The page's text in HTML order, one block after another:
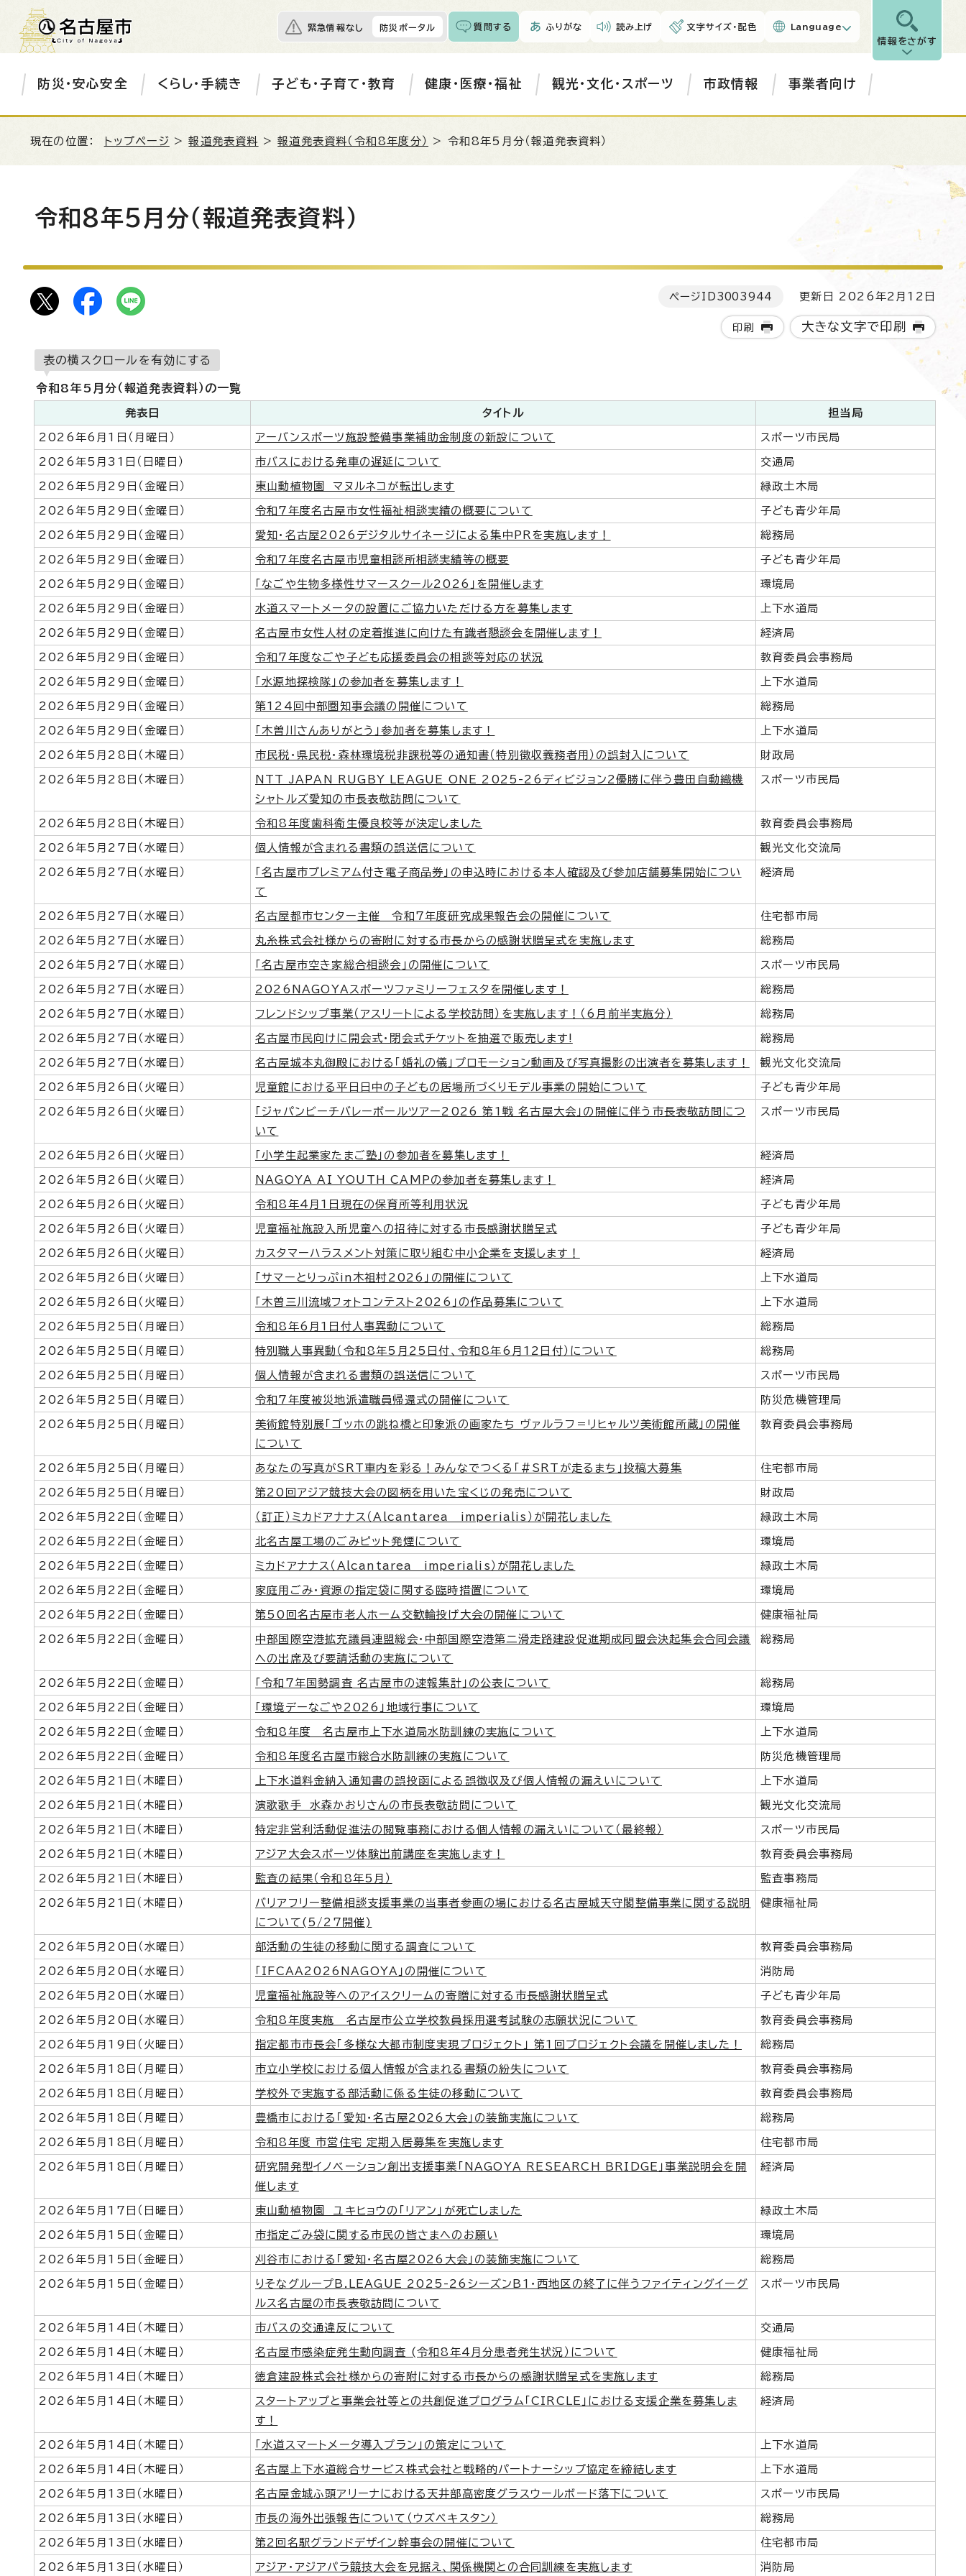
緊急情報なし 防災ポータル 質問する ふりがな 読み上げ 文字サイズ・配色 Language
情報をさがす
防災・安心安全 くらし・手続き 子ども・子育て・教育 健康・医療・福祉 観光・文化・スポーツ 市政情報 事業者向け
現在の位置： トップページ >報道発表資料 >報道発表資料（令和8年度分） > 令和8年5月分（報道発表資料）
令和8年5月分（報道発表資料）
ページID 3003944 更新日 2026年2月12日
印刷 大きな文字で印刷
表の横スクロールを有効にする
令和8年5月分（報道発表資料）の一覧
発表日 タイトル 担当局
2026年6月1日（月曜日） アーバンスポーツ施設整備事業補助金制度の新設について スポーツ市民局
2026年5月31日（日曜日） 市バスにおける発車の遅延について 交通局
2026年5月29日（金曜日） 東山動植物園 マヌルネコが転出します 緑政土木局
2026年5月29日（金曜日） 令和7年度名古屋市女性福祉相談実績の概要について 子ども青少年局
2026年5月29日（金曜日） 愛知・名古屋2026デジタルサイネージによる集中PRを実施します！ 総務局
2026年5月29日（金曜日） 令和7年度名古屋市児童相談所相談実績等の概要 子ども青少年局
2026年5月29日（金曜日） 「なごや生物多様性サマースクール2026」を開催します 環境局
2026年5月29日（金曜日） 水道スマートメータの設置にご協力いただける方を募集します 上下水道局
2026年5月29日（金曜日） 名古屋市女性人材の定着推進に向けた有識者懇談会を開催します！ 経済局
2026年5月29日（金曜日） 令和7年度なごや子ども応援委員会の相談等対応の状況 教育委員会事務局
2026年5月29日（金曜日） 「水源地探検隊」の参加者を募集します！ 上下水道局
2026年5月29日（金曜日） 第124回中部圏知事会議の開催について 総務局
2026年5月29日（金曜日） 「木曽川さんありがとう」参加者を募集します！ 上下水道局
2026年5月28日（木曜日） 市民税・県民税・森林環境税非課税等の通知書（特別徴収義務者用）の誤封入について 財政局
2026年5月28日（木曜日）
NTT JAPAN RUGBY LEAGUE ONE 2025-26ディビジョン2優勝に伴う豊田自動織機
シャトルズ愛知の市長表敬訪問について
スポーツ市民局
2026年5月28日（木曜日） 令和8年度歯科衛生優良校等が決定しました 教育委員会事務局
2026年5月27日（水曜日） 個人情報が含まれる書類の誤送信について 観光文化交流局
2026年5月27日（水曜日）
「名古屋市プレミアム付き電子商品券」の申込時における本人確認及び参加店舗募集開始につい
て
経済局
2026年5月27日（水曜日） 名古屋都市センター主催 令和7年度研究成果報告会の開催について 住宅都市局
2026年5月27日（水曜日） 丸糸株式会社様からの寄附に対する市長からの感謝状贈呈式を実施します 総務局
2026年5月27日（水曜日） 「名古屋市空き家総合相談会」の開催について スポーツ市民局
2026年5月27日（水曜日） 2026NAGOYAスポーツファミリーフェスタを開催します！ 総務局
2026年5月27日（水曜日） フレンドシップ事業（アスリートによる学校訪問）を実施します！（6月前半実施分） 総務局
2026年5月27日（水曜日） 名古屋市民向けに開会式・閉会式チケットを抽選で販売します! 総務局
2026年5月27日（水曜日） 名古屋城本丸御殿における「婚礼の儀」プロモーション動画及び写真撮影の出演者を募集します！ 観光文化交流局
2026年5月26日（火曜日） 児童館における平日日中の子どもの居場所づくりモデル事業の開始について 子ども青少年局
2026年5月26日（火曜日）
「ジャパンビーチバレーボールツアー2026 第1戦 名古屋大会」の開催に伴う市長表敬訪問につ
いて
スポーツ市民局
2026年5月26日（火曜日） 「小学生起業家たまご塾」の参加者を募集します！ 経済局
2026年5月26日（火曜日） NAGOYA AI YOUTH CAMPの参加者を募集します！ 経済局
2026年5月26日（火曜日） 令和8年4月1日現在の保育所等利用状況 子ども青少年局
2026年5月26日（火曜日） 児童福祉施設入所児童への招待に対する市長感謝状贈呈式 子ども青少年局
2026年5月26日（火曜日） カスタマーハラスメント対策に取り組む中小企業を支援します！ 経済局
2026年5月26日（火曜日） 「サマーとりっぷin木祖村2026」の開催について 上下水道局
2026年5月26日（火曜日） 「木曽三川流域フォトコンテスト2026」の作品募集について 上下水道局
2026年5月25日（月曜日） 令和8年6月1日付人事異動について 総務局
2026年5月25日（月曜日） 特別職人事異動（令和8年5月25日付、令和8年6月12日付）について 総務局
2026年5月25日（月曜日） 個人情報が含まれる書類の誤送信について スポーツ市民局
2026年5月25日（月曜日） 令和7年度被災地派遣職員帰還式の開催について 防災危機管理局
2026年5月25日（月曜日）
美術館特別展「ゴッホの跳ね橋と印象派の画家たち ヴァルラフ＝リヒャルツ美術館所蔵」の開催
について
教育委員会事務局
2026年5月25日（月曜日） あなたの写真がSRT車内を彩る！みんなでつくる「#SRTが走るまち」投稿大募集 住宅都市局
2026年5月25日（月曜日） 第20回アジア競技大会の図柄を用いた宝くじの発売について 財政局
2026年5月22日（金曜日） （訂正）ミカドアナナス（Alcantarea imperialis）が開花しました 緑政土木局
2026年5月22日（金曜日） 北名古屋工場のごみピット発煙について 環境局
2026年5月22日（金曜日） ミカドアナナス（Alcantarea imperialis）が開花しました 緑政土木局
2026年5月22日（金曜日） 家庭用ごみ・資源の指定袋に関する臨時措置について 環境局
2026年5月22日（金曜日） 第50回名古屋市老人ホーム交歓輪投げ大会の開催について 健康福祉局
2026年5月22日（金曜日）
中部国際空港拡充議員連盟総会・中部国際空港第二滑走路建設促進期成同盟会決起集会合同会議
への出席及び要請活動の実施について
総務局
2026年5月22日（金曜日） 「令和7年国勢調査 名古屋市の速報集計」の公表について 総務局
2026年5月22日（金曜日） 「環境デーなごや2026」地域行事について 環境局
2026年5月22日（金曜日） 令和8年度 名古屋市上下水道局水防訓練の実施について 上下水道局
2026年5月22日（金曜日） 令和8年度名古屋市総合水防訓練の実施について 防災危機管理局
2026年5月21日（木曜日） 上下水道料金納入通知書の誤投函による誤徴収及び個人情報の漏えいについて 上下水道局
2026年5月21日（木曜日） 演歌歌手 水森かおりさんの市長表敬訪問について 観光文化交流局
2026年5月21日（木曜日） 特定非営利活動促進法の閲覧事務における個人情報の漏えいについて（最終報） スポーツ市民局
2026年5月21日（木曜日） アジア大会スポーツ体験出前講座を実施します！ 教育委員会事務局
2026年5月21日（木曜日） 監査の結果（令和8年5月） 監査事務局
2026年5月21日（木曜日）
バリアフリー整備相談支援事業の当事者参画の場における名古屋城天守閣整備事業に関する説明
について(5/27開催)
健康福祉局
2026年5月20日（水曜日） 部活動の生徒の移動に関する調査について 教育委員会事務局
2026年5月20日（水曜日） 「IFCAA2026NAGOYA」の開催について 消防局
2026年5月20日（水曜日） 児童福祉施設等へのアイスクリームの寄贈に対する市長感謝状贈呈式 子ども青少年局
2026年5月20日（水曜日） 令和8年度実施 名古屋市公立学校教員採用選考試験の志願状況について 教育委員会事務局
2026年5月19日（火曜日） 指定都市市長会「多様な大都市制度実現プロジェクト」 第1回プロジェクト会議を開催しました！ 総務局
2026年5月18日（月曜日） 市立小学校における個人情報が含まれる書類の紛失について 教育委員会事務局
2026年5月18日（月曜日） 学校外で実施する部活動に係る生徒の移動について 教育委員会事務局
2026年5月18日（月曜日） 豊橋市における「愛知・名古屋2026大会」の装飾実施について 総務局
2026年5月18日（月曜日） 令和8年度 市営住宅 定期入居募集を実施します 住宅都市局
2026年5月18日（月曜日）
研究開発型イノベーション創出支援事業「NAGOYA RESEARCH BRIDGE」事業説明会を開
催します
経済局
2026年5月17日（日曜日） 東山動植物園 ユキヒョウの「リアン」が死亡しました 緑政土木局
2026年5月15日（金曜日） 市指定ごみ袋に関する市民の皆さまへのお願い 環境局
2026年5月15日（金曜日） 刈谷市における「愛知・名古屋2026大会」の装飾実施について 総務局
2026年5月15日（金曜日）
りそなグループB.LEAGUE 2025-26シーズンB1・西地区の終了に伴うファイティングイーグ
ルス名古屋の市長表敬訪問について
スポーツ市民局
2026年5月14日（木曜日） 市バスの交通違反について 交通局
2026年5月14日（木曜日） 名古屋市感染症発生動向調査 (令和8年4月分患者発生状況）について 健康福祉局
2026年5月14日（木曜日） 徳倉建設株式会社様からの寄附に対する市長からの感謝状贈呈式を実施します 総務局
2026年5月14日（木曜日）
スタートアップと事業会社等との共創促進プログラム「CIRCLE」における支援企業を募集しま
す！
経済局
2026年5月14日（木曜日） 「水道スマートメータ導入プラン」の策定について 上下水道局
2026年5月14日（木曜日） 名古屋上下水道総合サービス株式会社と戦略的パートナーシップ協定を締結します 上下水道局
2026年5月13日（水曜日） 名古屋金城ふ頭アリーナにおける天井部高密度グラスウールボード落下について スポーツ市民局
2026年5月13日（水曜日） 市長の海外出張報告について（ウズベキスタン） 総務局
2026年5月13日（水曜日） 第2回名駅グランドデザイン幹事会の開催について 住宅都市局
2026年5月13日（水曜日） アジア・アジアパラ競技大会を見据え、関係機関との合同訓練を実施します 消防局